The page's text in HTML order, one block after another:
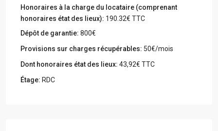
Honoraires à la charge du locataire (comprenant
honoraires état des lieux): 190.32€ TTC
Dépôt de garantie: 800€
Provisions sur charges récupérables: 50€/mois
Dont honoraires état des lieux: 43,92€ TTC
Étage: RDC